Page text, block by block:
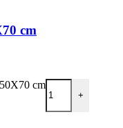
cm
cm
+